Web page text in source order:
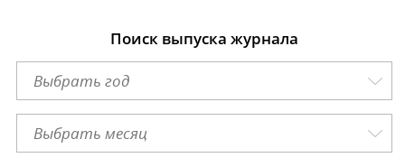
Поиск выпуска журнала